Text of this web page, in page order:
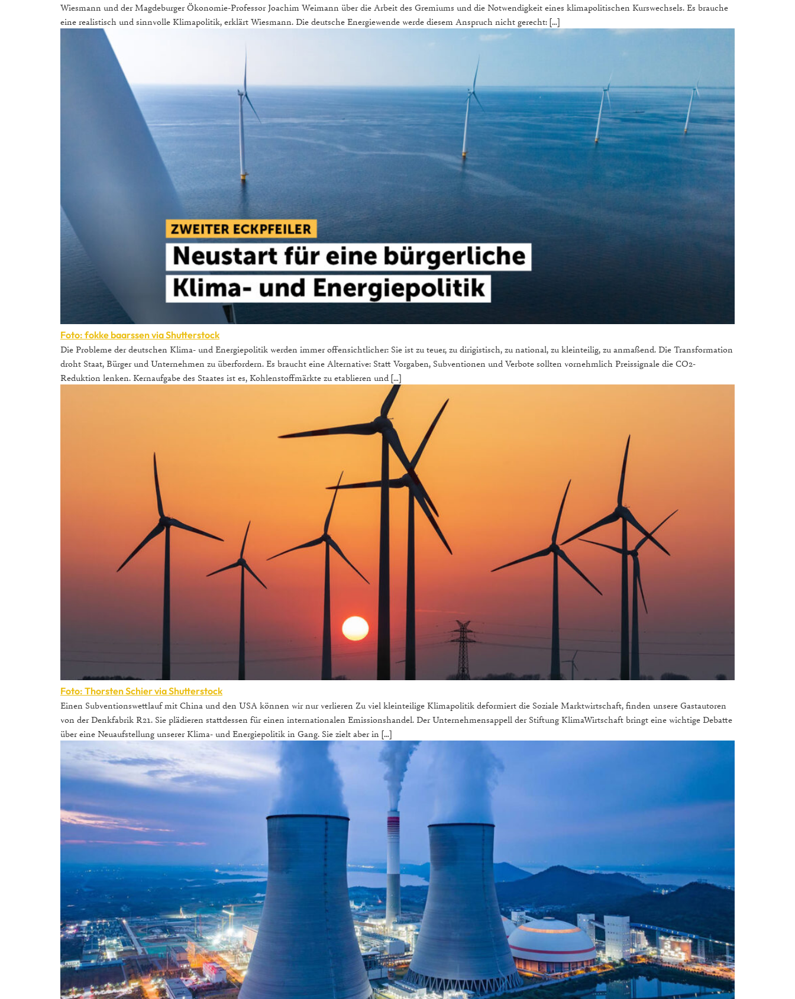
Wiesmann und der Magdeburger Ökonomie-Professor Joachim Weimann über die Arbeit des Gremiums und die Notwendigkeit eines klimapolitischen Kurswechsels. Es brauche
eine realistisch und sinnvolle Klimapolitik, erklärt Wiesmann. Die deutsche Energiewende werde diesem Anspruch nicht gerecht: […]
Foto: fokke baarssen via Shutterstock
Die Probleme der deutschen Klima- und Energiepolitik werden immer offensichtlicher: Sie ist zu teuer, zu dirigistisch, zu national, zu kleinteilig, zu anmaßend. Die Transformation
droht Staat, Bürger und Unternehmen zu überfordern. Es braucht eine Alternative: Statt Vorgaben, Subventionen und Verbote sollten vornehmlich Preissignale die CO2-
Reduktion lenken. Kernaufgabe des Staates ist es, Kohlenstoffmärkte zu etablieren und […]
Foto: Thorsten Schier via Shutterstock
Einen Subventionswettlauf mit China und den USA können wir nur verlieren Zu viel kleinteilige Klimapolitik deformiert die Soziale Marktwirtschaft, finden unsere Gastautoren
von der Denkfabrik R21. Sie plädieren stattdessen für einen internationalen Emissionshandel. Der Unternehmensappell der Stiftung KlimaWirtschaft bringt eine wichtige Debatte
über eine Neuaufstellung unserer Klima- und Energiepolitik in Gang. Sie zielt aber in […]